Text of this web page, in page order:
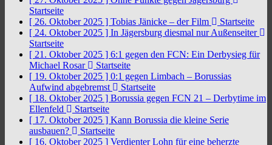
Startseite
[ 26. Oktober 2025 ] Tobias Jänicke – der Film
Startseite
[ 24. Oktober 2025 ] In Jägersburg diesmal nur Außenseiter
Startseite
[ 21. Oktober 2025 ] 6:1 gegen den FCN: Ein Derbysieg für
Michael Rosar
Startseite
[ 19. Oktober 2025 ] 0:1 gegen Limbach – Borussias
Aufwind abgebremst
Startseite
[ 18. Oktober 2025 ] Borussia gegen FCN 21 – Derbytime im
Ellenfeld
Startseite
[ 17. Oktober 2025 ] Kann Borussia die kleine Serie
ausbauen?
Startseite
[ 16. Oktober 2025 ] Verdienter Lohn für eine beherzte